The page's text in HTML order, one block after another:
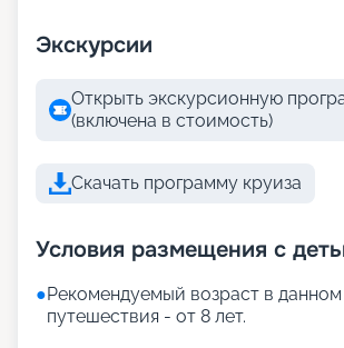
Экскурсии
Открыть экскурсионную
(включена в стоимость)
Скачать программу круиза
Условия размещения с
●Рекомендуемый возраст в
путешествия - от 8 лет.